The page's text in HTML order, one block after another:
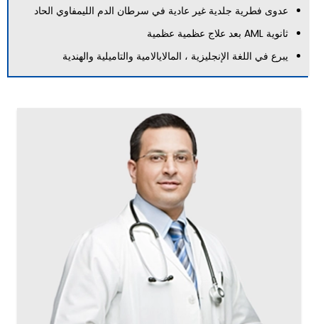
عدوى فطرية جلدية غير عادية في سرطان الدم الليمفاوي الحاد
ثانوية AML بعد علاج عظمية عظمية
يبرع في اللغة الإنجليزية ، المالايالامية والتاميلية والهندية